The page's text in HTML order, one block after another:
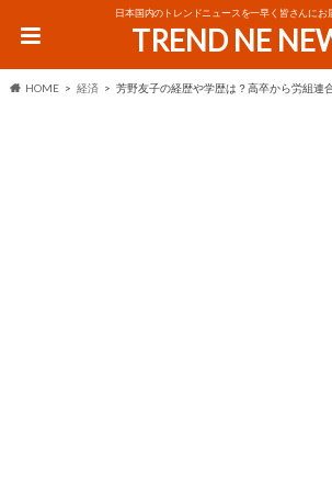
日本国内のトレンドニュースを一早く皆さんにお
TREND NE
HOME 経済 芳野友子の経歴や学歴は？高卒から労組連